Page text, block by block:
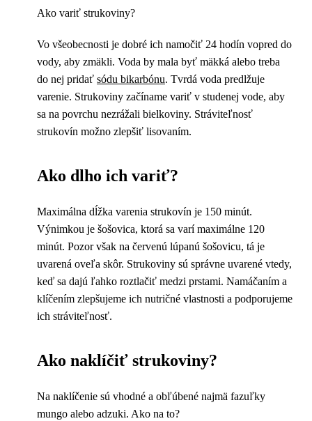
Ako variť strukoviny?
Vo všeobecnosti je dobré ich namočiť 24 hodín vopred do
vody, aby zmäkli. Voda by mala byť mäkká alebo treba
do nej pridať sódu bikarbónu. Tvrdá voda predlžuje
varenie. Strukoviny začíname variť v studenej vode, aby
sa na povrchu nezrážali bielkoviny. Stráviteľnosť
strukovín možno zlepšiť lisovaním.
Ako dlho ich variť?
Maximálna dĺžka varenia strukovín je 150 minút.
Výnimkou je šošovica, ktorá sa varí maximálne 120
minút. Pozor však na červenú lúpanú šošovicu, tá je
uvarená oveľa skôr. Strukoviny sú správne uvarené vtedy,
keď sa dajú ľahko roztlačiť medzi prstami. Namáčaním a
klíčením zlepšujeme ich nutričné vlastnosti a podporujeme
ich stráviteľnosť.
Ako naklíčiť strukoviny?
Na naklíčenie sú vhodné a obľúbené najmä fazuľky
mungo alebo adzuki. Ako na to?